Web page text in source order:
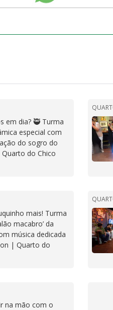
em dia? 🥷 Turma
especial com
do sogro do
do Chico
mais! Turma
macabro’ da
música dedicada
| Quarto do
na mão com o